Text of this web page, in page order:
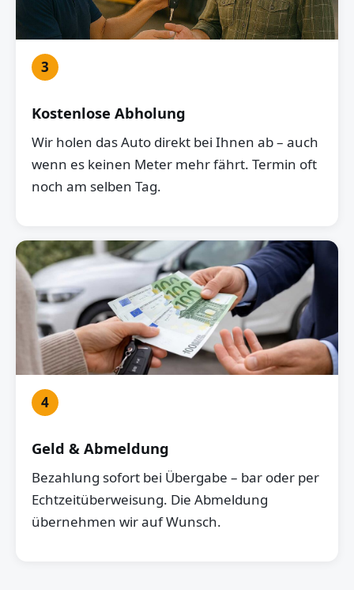
3
Kostenlose Abholung
Wir holen das Auto direkt bei Ihnen ab – auch
wenn es keinen Meter mehr fährt. Termin oft
noch am selben Tag.
4
Geld & Abmeldung
Bezahlung sofort bei Übergabe – bar oder per
Echtzeitüberweisung. Die Abmeldung
übernehmen wir auf Wunsch.